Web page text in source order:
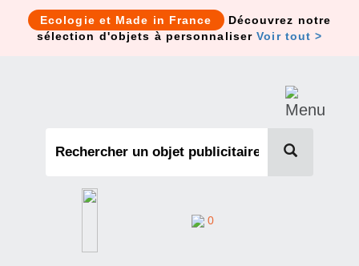
Ecologie et Made in France
Découvrez notre
sélection d'objets à personnaliserVoir tout >
0
Cookies management panel